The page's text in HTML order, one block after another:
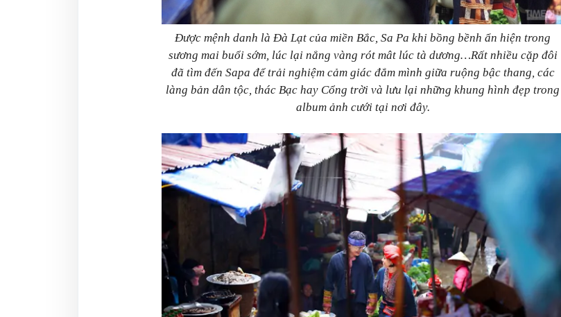
Được mệnh danh là Đà Lạt của miền Bắc, Sa Pa khi bồng bềnh ẩn hiện trong
sương mai buổi sớm, lúc lại nắng vàng rót mât lúc tà dương…Rất nhiều cặp đôi
đã tìm đến Sapa để trải nghiệm cảm giác đắm mình giữa ruộng bậc thang, các
làng bản dân tộc, thác Bạc hay Cổng trời và lưu lại những khung hình đẹp trong
album ảnh cưới tại nơi đây.